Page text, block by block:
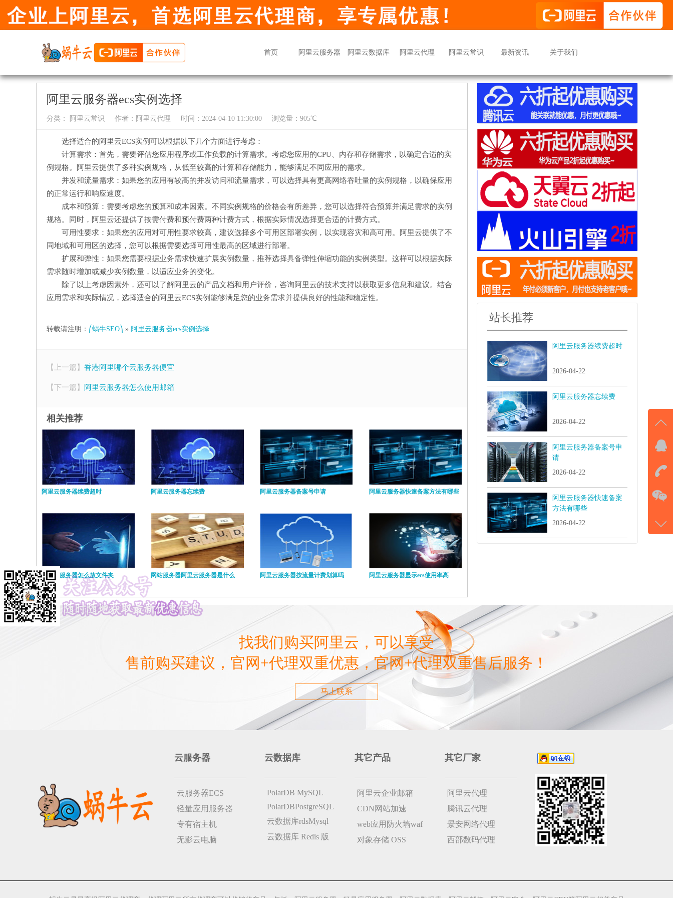
首页 阿里云服务器 阿里云数据库 阿里云代理 阿里云常识 最新资讯 关于我们
阿里云服务器ecs实例选择
分类： 阿里云常识 作者： 阿里云代理 时间：2024-04-10 11:30:00 浏览量：905℃
选择适合的阿里云ECS实例可以根据以下几个方面进行考虑：
计算需求：首先，需要评估您应用程序或工作负载的计算需求。考虑您应用的CPU、内存和存储需求，以确定合适的实
例规格。阿里云提供了多种实例规格，从低至较高的计算和存储能力，能够满足不同应用的需求。
并发和流量需求：如果您的应用有较高的并发访问和流量需求，可以选择具有更高网络吞吐量的实例规格，以确保应用
的正常运行和响应速度。
成本和预算：需要考虑您的预算和成本因素。不同实例规格的价格会有所差异，您可以选择符合预算并满足需求的实例
规格。同时，阿里云还提供了按需付费和预付费两种计费方式，根据实际情况选择更合适的计费方式。
可用性要求：如果您的应用对可用性要求较高，建议选择多个可用区部署实例，以实现容灾和高可用。阿里云提供了不
同地域和可用区的选择，您可以根据需要选择可用性最高的区域进行部署。
扩展和弹性：如果您需要根据业务需求快速扩展实例数量，推荐选择具备弹性伸缩功能的实例类型。这样可以根据实际
需求随时增加或减少实例数量，以适应业务的变化。
除了以上考虑因素外，还可以了解阿里云的产品文档和用户评价，咨询阿里云的技术支持以获取更多信息和建议。结合
应用需求和实际情况，选择适合的阿里云ECS实例能够满足您的业务需求并提供良好的性能和稳定性。
转载请注明： ⎛蜗牛SEO⎞ » 阿里云服务器ecs实例选择
【上一篇】 香港阿里哪个云服务器便宜
【下一篇】 阿里云服务器怎么使用邮箱
相关推荐
阿里云服务器续费超时 阿里云服务器忘续费 阿里云服务器备案号申请 阿里云服务器快速备案方法有哪些
阿里云服务器怎么放文件夹 网站服务器阿里云服务器是什么 阿里云服务器按流量计费划算吗 阿里云服务器显示ecs使用率高
站长推荐
阿里云服务器续费超时
2026-04-22
阿里云服务器忘续费
2026-04-22
阿里云服务器备案号申
请
2026-04-22
阿里云服务器快速备案
方法有哪些
2026-04-22
找我们购买阿里云，可以享受
售前购买建议，官网+代理双重优惠，官网+代理双重售后服务！
马上联系
云服务器
云服务器ECS
轻量应用服务器
专有宿主机
无影云电脑
云数据库
PolarDB MySQL
PolarDBPostgreSQL
云数据库rdsMysql
云数据库 Redis 版
其它产品
阿里云企业邮箱
CDN网站加速
web应用防火墙waf
对象存储 OSS
其它厂家
阿里云代理
腾讯云代理
景安网络代理
西部数码代理
QQ
击
177-